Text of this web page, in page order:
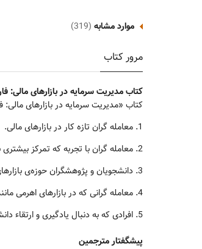
موارد مشابه (319)
مرور کتاب
کتاب مدیریت سرمایه در بازارهای
کتاب «مدیریت سرمایه در بازارهای
1. معامله گران تازه کار در بازارهای مالی.
2. معامله گران با تجربه که تمرکز بیشتری بر تحلیل بازار دارند و به اهمیت مدیریت سرمایه و روان‌شناسی معامله‌گر کمتر توجه کرده اند.
3. دانشجویان و پژوهشگران حوزه‌ی بازارهای مالی.
4. معامله گرانی که در بازارهای اهرمی مانند فارکس فعالیت دارند.
5. افرادی که به دنبال یادگیری و ارتقاء دانش خود در زمینه مدیریت سرمایه هستند.
پیشگفتار مترجمین